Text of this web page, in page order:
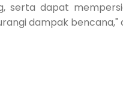
serta dapat
dampak bencana,"